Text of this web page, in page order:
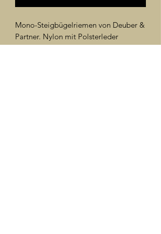
Mono-Steigbügelriemen von Deuber &
Partner. Nylon mit Polsterleder
ummantelt.